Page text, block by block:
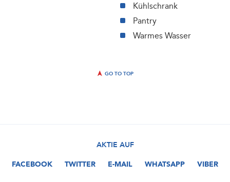
Kühlschrank
Pantry
Warmes Wasser
GO TO TOP
AKTIE AUF
FACEBOOK
TWITTER E-MAIL WHATSAPP VIBER